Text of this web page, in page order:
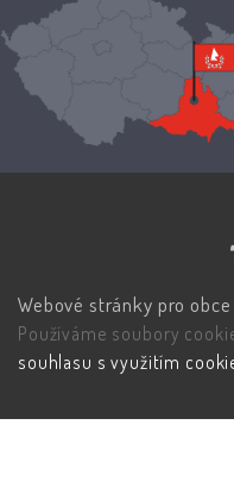
Webové stránky pro
Používáme soubory
souhlasu s využitím